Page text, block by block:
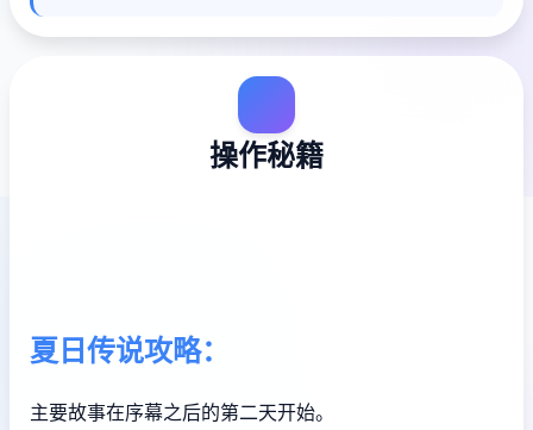
操作秘籍
夏日传说攻略：
主要故事在序幕之后的第二天开始。